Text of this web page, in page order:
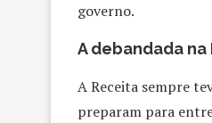
governo.
A debandada
A Receita sempre
preparam para